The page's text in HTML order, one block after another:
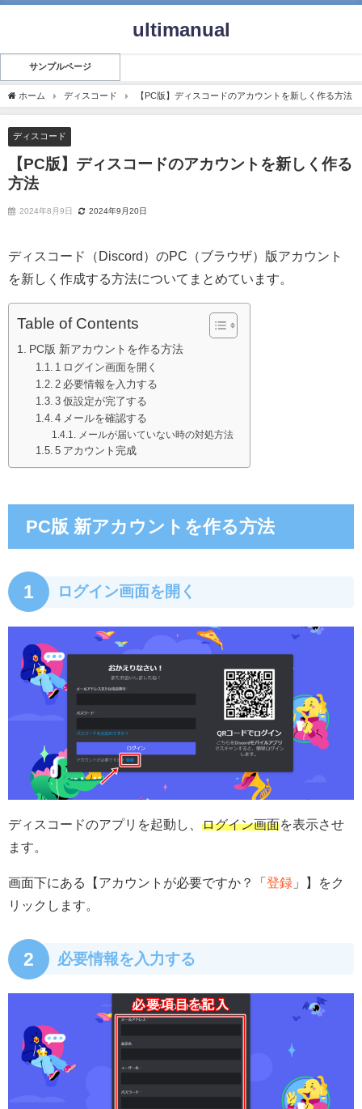
ultimanual
サンプルページ
ホーム ディスコード 【PC版】ディスコードのアカウントを新しく作る方法
ディスコード
【PC版】ディスコードのアカウントを新しく作る
方法
2024年8月9日 2024年9月20日
ディスコード（Discord）のPC（ブラウザ）版アカウント
を新しく作成する方法についてまとめています。
Table of Contents
PC版 新アカウントを作る方法
1 ログイン画面を開く
2 必要情報を入力する
3 仮設定が完了する
4 メールを確認する
メールが届いていない時の対処方法
5 アカウント完成
PC版 新アカウントを作る方法
1 ログイン画面を開く
ディスコードのアプリを起動し、 ログイン画面を表示させ
ます。
画面下にある【アカウントが必要ですか？「 登録 」】をク
リックします。
2 必要情報を入力する